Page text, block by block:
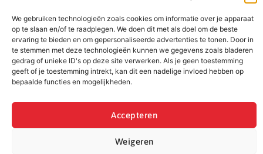
We gebruiken technologieën zoals cookies om informatie over je apparaat
op te slaan en/of te raadplegen. We doen dit met als doel om de beste
ervaring te bieden en om gepersonaliseerde advertenties te tonen. Door in
te stemmen met deze technologieën kunnen we gegevens zoals bladeren
gedrag of unieke ID's op deze site verwerken. Als je geen toestemming
geeft of je toestemming intrekt, kan dit een nadelige invloed hebben op
bepaalde functies en mogelijkheden.
Accepteren
Weigeren
Gemeente Noordenveld
Gemeente Noordoostpolder
Gemeente Steenwijkerland
Gemeente Weststellingwerf
Kampen
Emmeloord
Wolvega
© 2022 - 2026 BespaarPartner | Alle rechten voorbehouden